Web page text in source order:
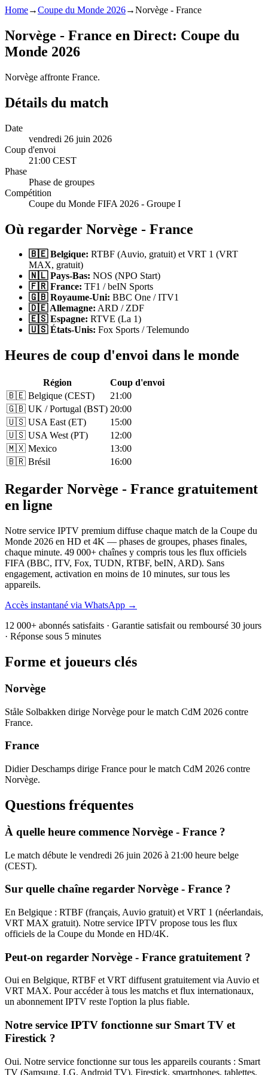
Home→Coupe du Monde 2026→Norvège - France
Norvège - France en Direct: Coupe du
Monde 2026
Norvège affronte France.
Détails du match
Date
vendredi 26 juin 2026
Coup d'envoi
21:00 CEST
Phase
Phase de groupes
Compétition
Coupe du Monde FIFA 2026 - Groupe I
Où regarder Norvège - France
🇧🇪 Belgique: RTBF (Auvio, gratuit) et VRT 1 (VRT
MAX, gratuit)
🇳🇱 Pays-Bas: NOS (NPO Start)
🇫🇷 France: TF1 / beIN Sports
🇬🇧 Royaume-Uni: BBC One / ITV1
🇩🇪 Allemagne: ARD / ZDF
🇪🇸 Espagne: RTVE (La 1)
🇺🇸 États-Unis: Fox Sports / Telemundo
Heures de coup d'envoi dans le monde
Région
Coup d'envoi
🇧🇪 Belgique (CEST)
21:00
🇬🇧 UK / Portugal (BST) 20:00
🇺🇸 USA East (ET)
15:00
🇺🇸 USA West (PT)
12:00
🇲🇽 Mexico
13:00
🇧🇷 Brésil
16:00
Regarder Norvège - France gratuitement
en ligne
Notre service IPTV premium diffuse chaque match de la Coupe du
Monde 2026 en HD et 4K — phases de groupes, phases finales,
chaque minute. 49 000+ chaînes y compris tous les flux officiels
FIFA (BBC, ITV, Fox, TUDN, RTBF, beIN, ARD). Sans
engagement, activation en moins de 10 minutes, sur tous les
appareils.
Accès instantané via WhatsApp →
12 000+ abonnés satisfaits · Garantie satisfait ou remboursé 30 jours
· Réponse sous 5 minutes
Forme et joueurs clés
Norvège
Ståle Solbakken dirige Norvège pour le match CdM 2026 contre
France.
France
Didier Deschamps dirige France pour le match CdM 2026 contre
Norvège.
Questions fréquentes
À quelle heure commence Norvège - France ?
Le match débute le vendredi 26 juin 2026 à 21:00 heure belge
(CEST).
Sur quelle chaîne regarder Norvège - France ?
En Belgique : RTBF (français, Auvio gratuit) et VRT 1 (néerlandais,
VRT MAX gratuit). Notre service IPTV propose tous les flux
officiels de la Coupe du Monde en HD/4K.
Peut-on regarder Norvège - France gratuitement ?
Oui en Belgique, RTBF et VRT diffusent gratuitement via Auvio et
VRT MAX. Pour accéder à tous les matchs et flux internationaux,
un abonnement IPTV reste l'option la plus fiable.
Notre service IPTV fonctionne sur Smart TV et
Firestick ?
Oui. Notre service fonctionne sur tous les appareils courants : Smart
TV (Samsung, LG, Android TV), Firestick, smartphones, tablettes,